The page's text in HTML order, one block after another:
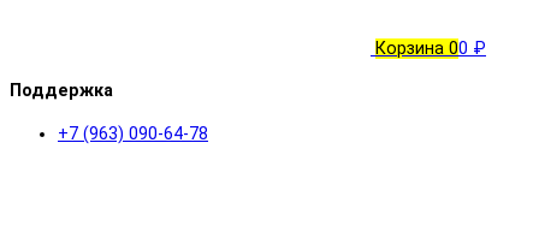
Корзина 00 ₽
Поддержка
+7 (963) 090-64-78